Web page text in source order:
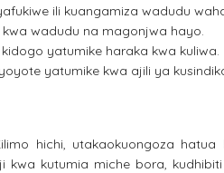
ili kuangamiza wadudu
wadudu na magonjwa hayo.
yatumike haraka kwa kuliwa.
yatumike kwa ajili ya
hichi, utakaokuongoza
kwa kutumia miche bora,